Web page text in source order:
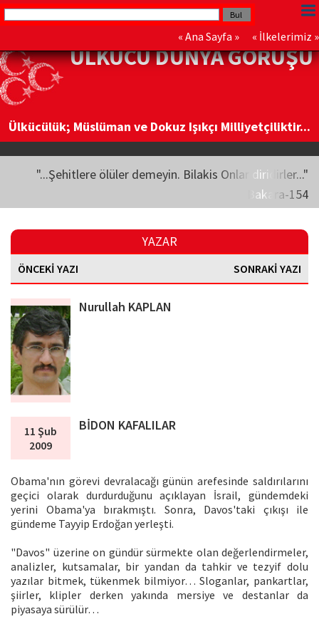
« Ana Sayfa » « İlkelerimiz »
ÜLKÜCÜ DÜNYA GÖRÜŞÜ
Ülkücülük; Müslüman ve Dokuz Işıkçı Milliyetçiliktir...
"...Şehitlere ölüler demeyin. Bilakis Onlar diridirler..."
Bakara-154
YAZAR
ÖNCEKİ YAZI SONRAKİ YAZI
Nurullah KAPLAN
11 Şub
2009
BİDON KAFALILAR
Obama'nın görevi devralacağı günün arefesinde saldırılarını
geçici olarak durdurduğunu açıklayan İsrail, gündemdeki
yerini Obama'ya bırakmıştı. Sonra, Davos'taki çıkışı ile
gündeme Tayyip Erdoğan yerleşti.
"Davos" üzerine on gündür sürmekte olan değerlendirmeler,
analizler, kutsamalar, bir yandan da tahkir ve tezyif dolu
yazılar bitmek, tükenmek bilmiyor… Sloganlar, pankartlar,
şiirler, klipler derken yakında mersiye ve destanlar da
piyasaya sürülür…